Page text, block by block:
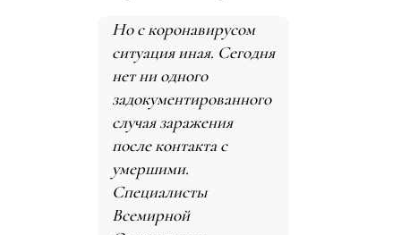
Но с коронавирусом
ситуация иная. Сегодня
нет ни одного
задокументированного
случая заражения
после контакта с
умершими.
Специалисты
Всемирной